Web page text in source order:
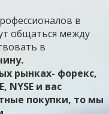
в
общаться между
в
рынках- форекс,
и вас
покупки, то мы